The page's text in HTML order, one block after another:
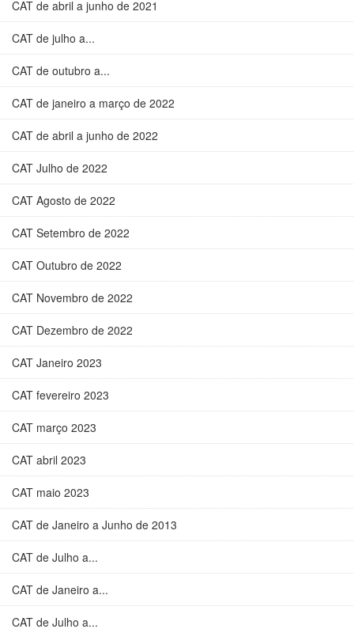
CAT de abril a junho de 2021
CAT de julho a...
CAT de outubro a...
CAT de janeiro a março de 2022
CAT de abril a junho de 2022
CAT Julho de 2022
CAT Agosto de 2022
CAT Setembro de 2022
CAT Outubro de 2022
CAT Novembro de 2022
CAT Dezembro de 2022
CAT Janeiro 2023
CAT fevereiro 2023
CAT março 2023
CAT abril 2023
CAT maio 2023
CAT de Janeiro a Junho de 2013
CAT de Julho a...
CAT de Janeiro a...
CAT de Julho a...